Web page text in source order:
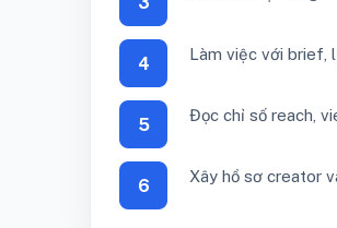
4 Làm việc với brief,
5 Đọc chỉ số reach,
6 Xây hồ sơ creator